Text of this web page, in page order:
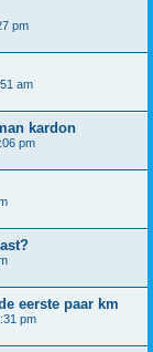
pm
am
kardon
pm
eerste paar km
pm